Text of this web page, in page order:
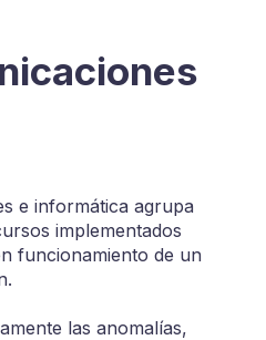
e informática agrupa
implementados
funcionamiento de un
las anomalías,